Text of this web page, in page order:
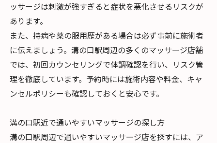
ッサージは刺激が強すぎると症状を悪化させるリスクが
あります。
また、持病や薬の服用歴がある場合は必ず事前に施術者
に伝えましょう。溝の口駅周辺の多くのマッサージ店舗
では、初回カウンセリングで体調確認を行い、リスク管
理を徹底しています。予約時には施術内容や料金、キャ
ンセルポリシーも確認しておくと安心です。
溝の口駅近で通いやすいマッサージの探し方
溝の口駅周辺で通いやすいマッサージ店を探すには、ア